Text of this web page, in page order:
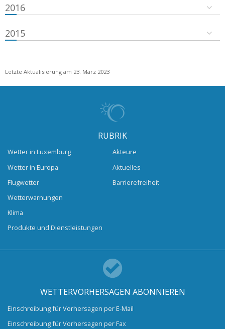
2016
2015
Letzte Aktualisierung am 23. März 2023
RUBRIK
Wetter in Luxemburg
Wetter in Europa
Flugwetter
Wetterwarnungen
Klima
Produkte und Dienstleistungen
Akteure
Aktuelles
Barrierefreiheit
WETTERVORHERSAGEN ABONNIEREN
Einschreibung für Vorhersagen per E-Mail
Einschreibung für Vorhersagen per Fax